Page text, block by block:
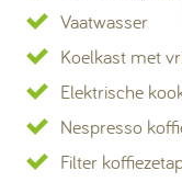
Vaatwasser
Koelkast met
Elektrische
Nespresso
Filter